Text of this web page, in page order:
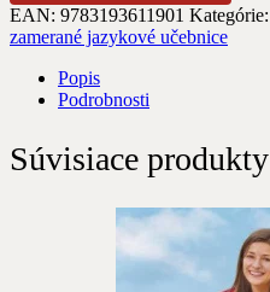
EAN: 9783193611901 Kategórie:
zamerané jazykové učebnice
Popis
Podrobnosti
Súvisiace produkty